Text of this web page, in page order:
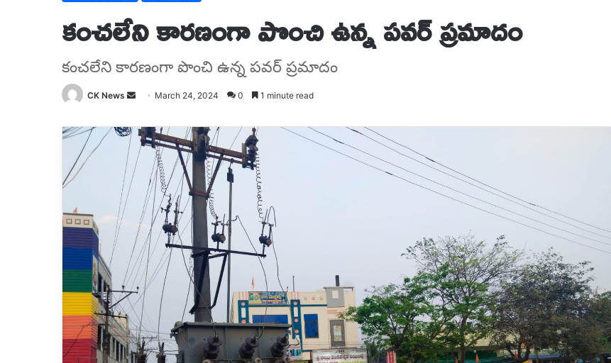
కంచలేని కారణంగా పొంచి ఉన్న పవర్ ప్రమాదం
కంచలేని కారణంగా పొంచి ఉన్న పవర్ ప్రమాదం
CK News
Send
email
March 24, 2024 0 1 minute read